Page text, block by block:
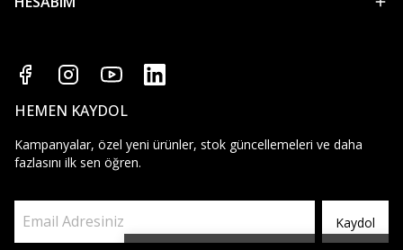
HEMEN KAYDOL
Kampanyalar, özel yeni ürünler, stok güncellemeleri ve daha
fazlasını ilk sen öğren.
Kaydol